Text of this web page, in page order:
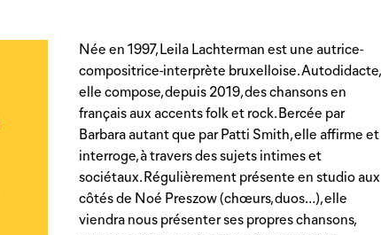
Née en 1997, Leila Lachterman est une autrice-
compositrice-interprète bruxelloise. Autodidacte,
elle compose, depuis 2019, des chansons en
français aux accents folk et rock. Bercée par
Barbara autant que par Patti Smith, elle affirme et
interroge, à travers des sujets intimes et
sociétaux. Régulièrement présente en studio aux
côtés de Noé Preszow (chœurs, duos…), elle
viendra nous présenter ses propres chansons,